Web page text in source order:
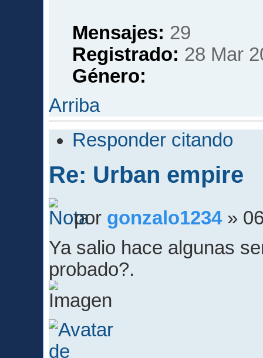
Mensajes: 29
Registrado: 28 Mar
Género:
Arriba
Responder citando
Re: Urban empire
por gonzalo1234»
Ya salio hace algunas
probado?.